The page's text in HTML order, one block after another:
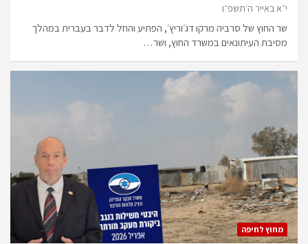
י״א באייר ה׳תשפ״ו
שר החוץ של סרביה מרקו דג׳וריץ׳, הפתיע והחל לדבר בעברית במהלך
מסיבת העיתונאים במשרד החוץ, ושר…
מחוץ לחיפה